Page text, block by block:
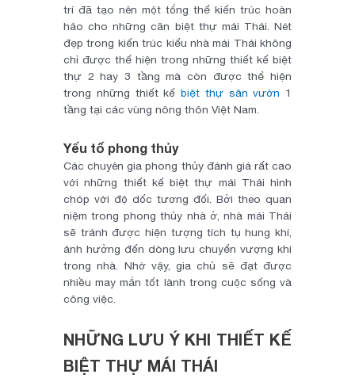
trí đã tạo nên một tổng thể kiến trúc hoàn
hảo cho những căn biệt thự mái Thái. Nét
đẹp trong kiến trúc kiểu nhà mái Thái không
chỉ được thể hiện trong những thiết kế biệt
thự 2 hay 3 tầng mà còn được thể hiện
trong những thiết kế biệt thự sân vườn 1
tầng tại các vùng nông thôn Việt Nam.
Yếu tố phong thủy
Các chuyên gia phong thủy đánh giá rất cao
với những thiết kế biệt thự mái Thái hình
chóp với độ dốc tương đối. Bởi theo quan
niệm trong phong thủy nhà ở, nhà mái Thái
sẽ tránh được hiện tượng tích tụ hung khí,
ảnh hưởng đến dòng lưu chuyển vượng khí
trong nhà. Nhờ vậy, gia chủ sẽ đạt được
nhiều may mắn tốt lành trong cuộc sống và
công việc.
NHỮNG LƯU Ý KHI THIẾT KẾ
BIỆT THỰ MÁI THÁI